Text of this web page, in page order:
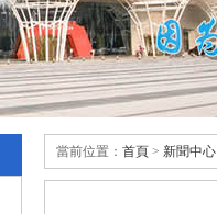
當前位置： 首頁 > 新聞中心